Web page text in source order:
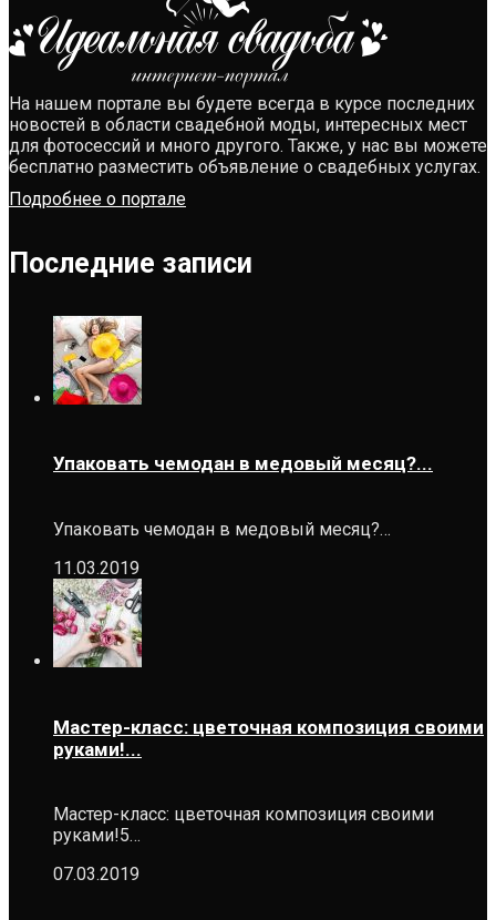
На нашем портале вы будете всегда в курсе последних
новостей в области свадебной моды, интересных мест
для фотосессий и много другого. Также, у нас вы можете
бесплатно разместить объявление о свадебных услугах.
Подробнее о портале
Последние записи
Упаковать чемодан в медовый месяц?...
Упаковать чемодан в медовый месяц?…
11.03.2019
Мастер-класс: цветочная композиция своими
руками!...
Мастер-класс: цветочная композиция своими
руками!5…
07.03.2019